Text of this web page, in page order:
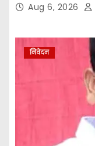
Aug 6, 2026
निवेदन